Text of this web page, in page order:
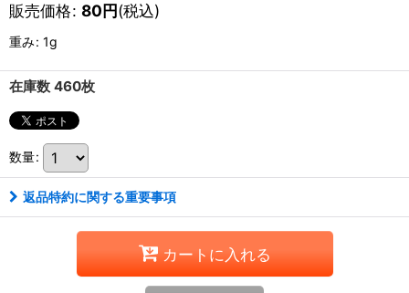
販売価格: 80円(税込)
重み: 1g
在庫数 460枚
数量:
返品特約に関する重要事項
カートに入れる